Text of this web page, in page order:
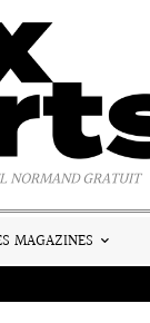
NORMAND GRATUIT
MAGAZINES